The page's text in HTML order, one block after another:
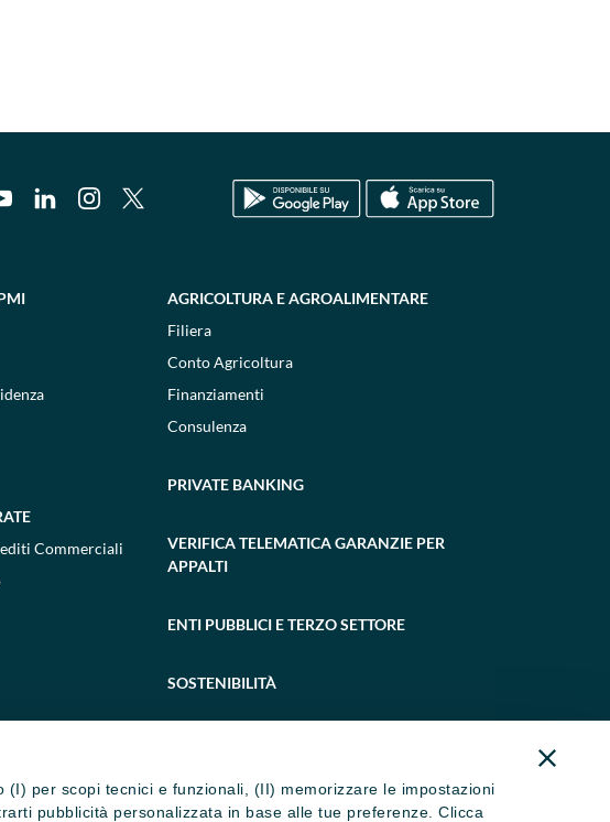
per scopi tecnici e funzionali, (II) memorizzare le impostazioni
pubblicità personalizzata in base alle tue preferenze. Clicca
Commerciali
AGRICOLTURA E AGROALIMENTARE
Filiera
Conto Agricoltura
Finanziamenti
Consulenza
PRIVATE BANKING
VERIFICA TELEMATICA GARANZIE PER
APPALTI
ENTI PUBBLICI E TERZO SETTORE
SOSTENIBILITÀ